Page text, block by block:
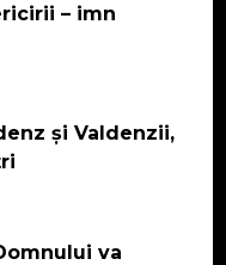
– imn
și Valdenzii,
va